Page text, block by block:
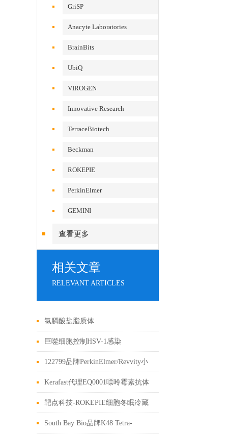
GriSP
Anacyte Laboratories
BrainBits
UbiQ
VIROGEN
Innovative Research
TerraceBiotech
Beckman
ROKEPIE
PerkinElmer
GEMINI
查看更多
相关文章
RELEVANT ARTICLES
氯膦酸盐脂质体
Clodronateliposomes清除皮肤巨细
胞解决方案文献参考二
巨噬细胞控制HSV-1感染
122799品牌PerkinElmer/Revvity小
动物活体成像底物操作使用
Kerafast代理EQ0001嘌呤霉素抗体
发表的文献
靶点科技-ROKEPIE细胞冬眠冷藏
保存液
South Bay Bio品牌K48 Tetra-